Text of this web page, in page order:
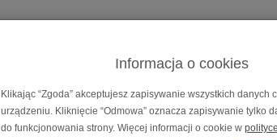
Informacja o cookies
Klikając “Zgoda” akceptujesz zapisywanie wszystkich danych
urządzeniu. Kliknięcie “Odmowa” oznacza zapisywanie tylko
do funkcjonowania strony. Więcej informacji o cookie w